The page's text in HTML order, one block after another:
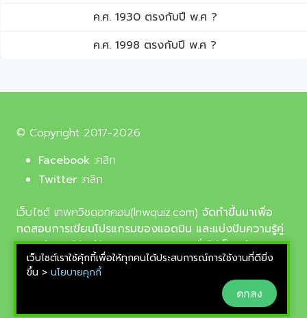
ค.ศ. 1930 ตรงกับปี พ.ศ ?
ค.ศ. 1998 ตรงกับปี พ.ศ ?
© Copyright 2017-2026
Facebook :คลิก
Twitter :คลิก
เว็บไซต์ เทพควิชดอทคอม(lnwquiz.com) จัดทำขึ้นมาเพื่อ
ทดสอบการเขียนโปรแกรมของแอดมิน และแบ่งปันความรู้คู่
ความบันเทิงให้แก่น้อง ๆ ตลอดจนบุคลทั่วไปเป็นหลัก,
รูปภาพที่นำมาใช้ประกอบบทความเป็นรูปภาพจากเว็บ
pixabay.com และunsplash.com ซึ่งเป็นเว็บแจกรูปฟรี
ลิขสิทธิ์แบบ CC0 ที่ช่างภาพจากทั่วโลกอัพโหลดไว้ให้
สามารถนำมาใช้ฟรีได้
เว็บไซต์เราใช้คุ้กกี้เพื่อให้ทุกคนได้ประสบการณ์การใช้งานที่ดียิ่ง
ขึ้น > นโยบายคุกกี้
ตกลง